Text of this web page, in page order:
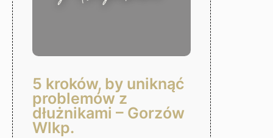
5 kroków, by uniknąć
problemów z
dłużnikami – Gorzów
Wlkp.